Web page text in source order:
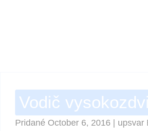
Vodič
Pridané October 6, 2016 | upsvar